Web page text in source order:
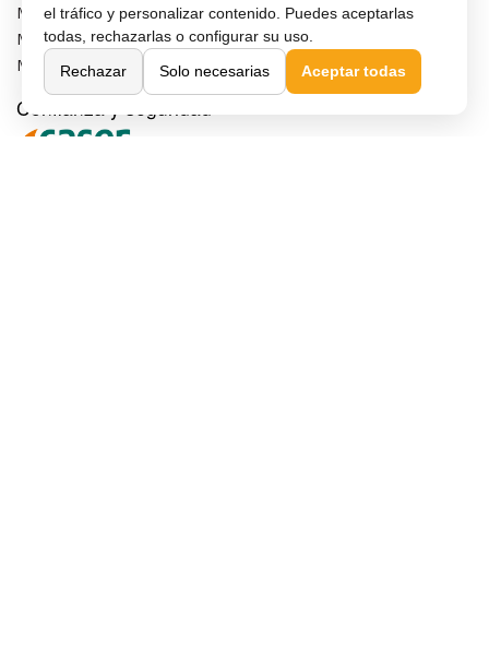
Móviles de 6 pulgadas
Móviles todoterreno
Móviles 4G
Confianza y seguridad
el tráfico y personalizar contenido. Puedes aceptarlas
todas, rechazarlas o configurar su uso.
Rechazar
Solo necesarias Aceptar todas